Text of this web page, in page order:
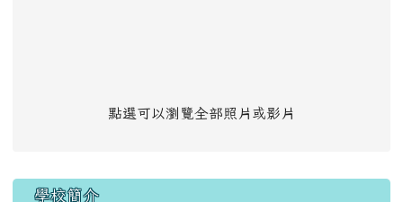
點選可以瀏覽全部照片或影片
學校簡介